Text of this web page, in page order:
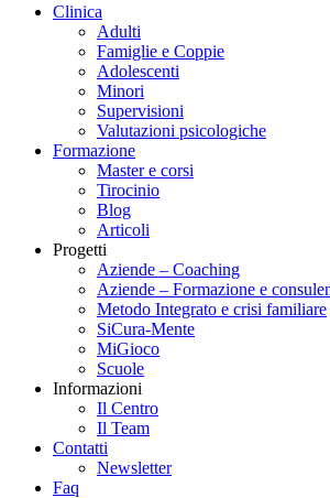
Clinica
Adulti
Famiglie e Coppie
Adolescenti
Minori
Supervisioni
Valutazioni psicologiche
Formazione
Master e corsi
Tirocinio
Blog
Articoli
Progetti
Aziende – Coaching
Aziende – Formazione e
Metodo Integrato e crisi familiare
SiCura-Mente
MiGioco
Scuole
Informazioni
Il Centro
Il Team
Contatti
Newsletter
Faq